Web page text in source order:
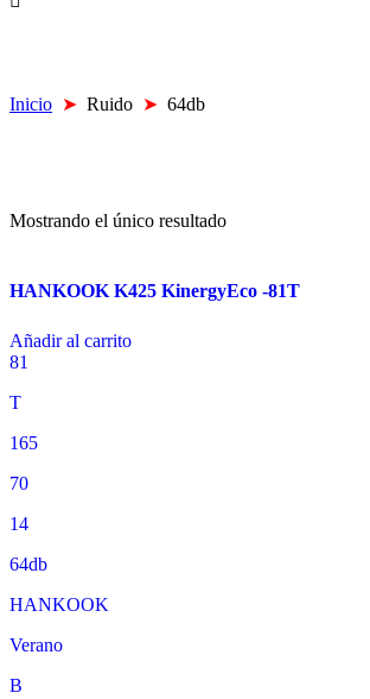
Inicio ➤ Ruido ➤ 64db
Mostrando el único resultado
HANKOOK K425 KinergyEco -81T
Añadir al carrito
81
T
165
70
14
64db
HANKOOK
Verano
B